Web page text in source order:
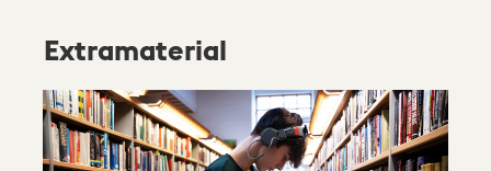
Extramaterial